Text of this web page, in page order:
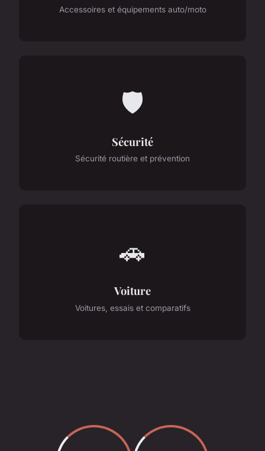
Accessoires et équipements auto/moto
🛡️
Sécurité
Sécurité routière et prévention
🚗
Voiture
Voitures, essais et comparatifs